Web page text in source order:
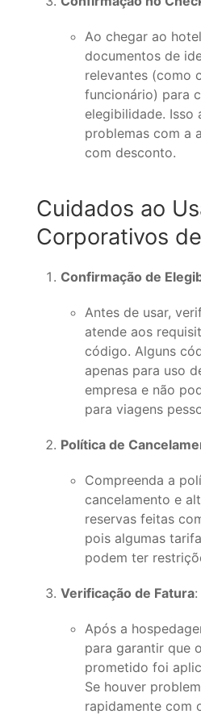
Ao chegar ao
documentos de
relevantes (como
funcionário) para
elegibilidade. Isso
problemas com a
com desconto.
Cuidados ao
Corporativos
Confirmação de
Antes de usar,
atende aos
código. Alguns
apenas para uso
empresa e não
para viagens
Política de
Compreenda a
cancelamento e
reservas feitas
pois algumas
podem ter
Verificação de Fatura:
Após a
para garantir que
prometido foi
Se houver
rapidamente com